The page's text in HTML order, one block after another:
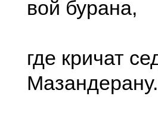
вой бурана,
где кричат
Мазандерану.